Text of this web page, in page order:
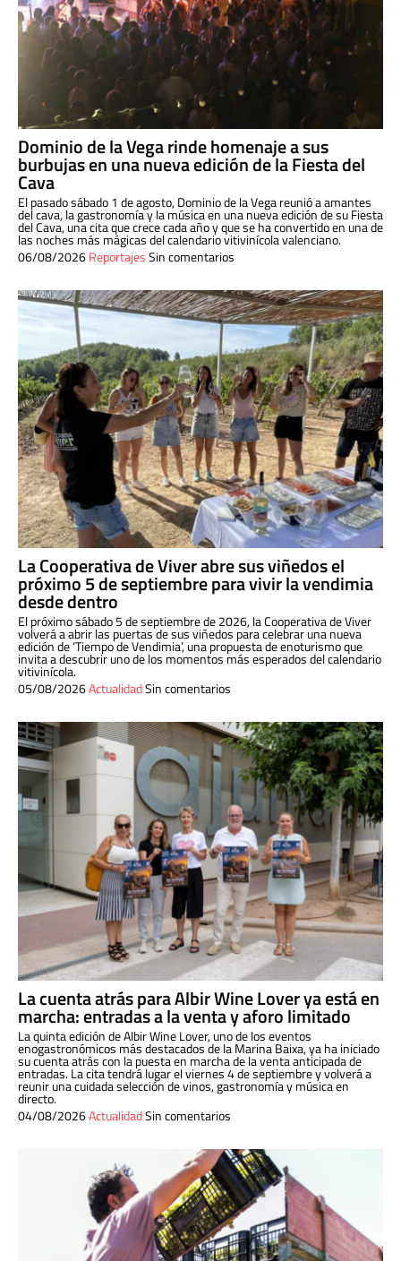
Dominio de la Vega rinde homenaje a sus
burbujas en una nueva edición de la Fiesta del
Cava
El pasado sábado 1 de agosto, Dominio de la Vega reunió a amantes
del cava, la gastronomía y la música en una nueva edición de su Fiesta
del Cava, una cita que crece cada año y que se ha convertido en una de
las noches más mágicas del calendario vitivinícola valenciano.
06/08/2026ReportajesSin comentarios
La Cooperativa de Viver abre sus viñedos el
próximo 5 de septiembre para vivir la vendimia
desde dentro
El próximo sábado 5 de septiembre de 2026, la Cooperativa de Viver
volverá a abrir las puertas de sus viñedos para celebrar una nueva
edición de ‘Tiempo de Vendimia’, una propuesta de enoturismo que
invita a descubrir uno de los momentos más esperados del calendario
vitivinícola.
05/08/2026ActualidadSin comentarios
La cuenta atrás para Albir Wine Lover ya está en
marcha: entradas a la venta y aforo limitado
La quinta edición de Albir Wine Lover, uno de los eventos
enogastronómicos más destacados de la Marina Baixa, ya ha iniciado
su cuenta atrás con la puesta en marcha de la venta anticipada de
entradas. La cita tendrá lugar el viernes 4 de septiembre y volverá a
reunir una cuidada selección de vinos, gastronomía y música en
directo.
04/08/2026ActualidadSin comentarios